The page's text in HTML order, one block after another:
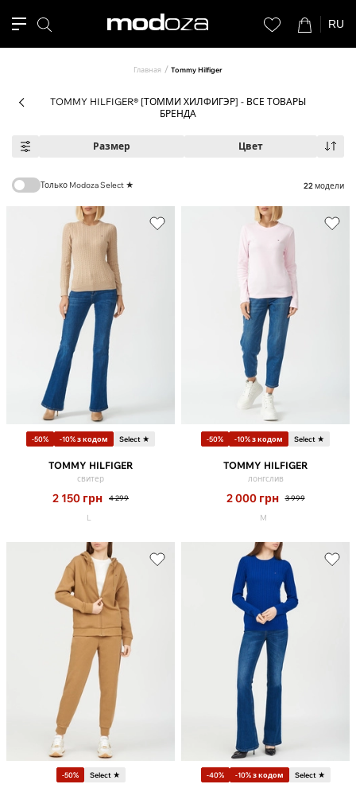
RU
Главная Tommy Hilfiger
TOMMY HILFIGER® [ТОММИ ХИЛФИГЭР] - ВСЕ ТОВАРЫ
БРЕНДА
Размер Цвет
Только Modoza Select ★ 22модели
-50% -10% з кодом Select ★
TOMMY HILFIGER
свитер
2 150 грн 4 299
L
-50% -10% з кодом Select ★
TOMMY HILFIGER
лонгслив
2 000 грн 3 999
M
-50% Select ★ -40% -10% з кодом Select ★